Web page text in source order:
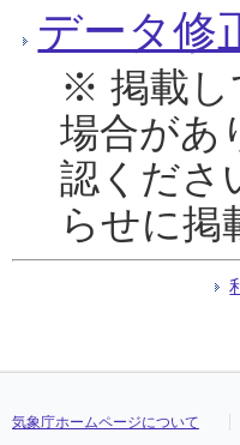
データ修
※ 掲載し
場合があ
認くださ
らせに掲
気象庁ホームページについて